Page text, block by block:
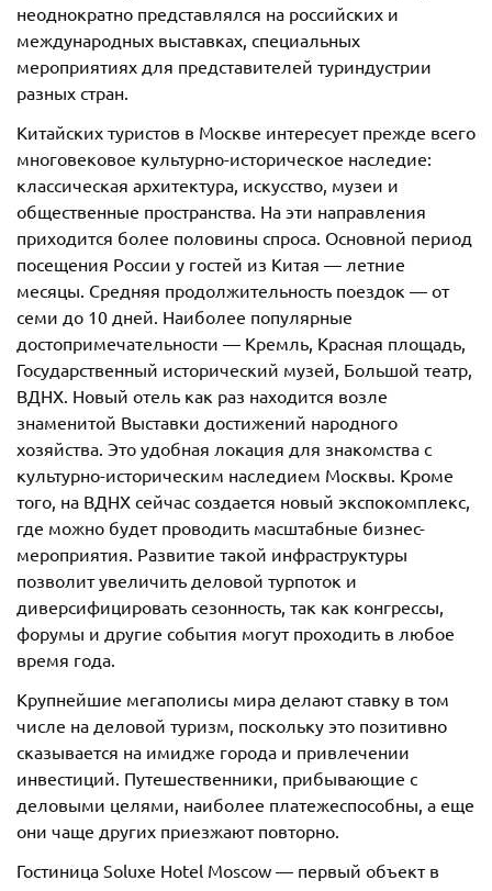
неоднократно представлялся на российских и
международных выставках, специальных
мероприятиях для представителей туриндустрии
разных стран.
Китайских туристов в Москве интересует прежде всего
многовековое культурно-историческое наследие:
классическая архитектура, искусство, музеи и
общественные пространства. На эти направления
приходится более половины спроса. Основной период
посещения России у гостей из Китая — летние
месяцы. Средняя продолжительность поездок — от
семи до 10 дней. Наиболее популярные
достопримечательности — Кремль, Красная площадь,
Государственный исторический музей, Большой театр,
ВДНХ. Новый отель как раз находится возле
знаменитой Выставки достижений народного
хозяйства. Это удобная локация для знакомства с
культурно-историческим наследием Москвы. Кроме
того, на ВДНХ сейчас создается новый экспокомплекс,
где можно будет проводить масштабные бизнес-
мероприятия. Развитие такой инфраструктуры
позволит увеличить деловой турпоток и
диверсифицировать сезонность, так как конгрессы,
форумы и другие события могут проходить в любое
время года.
Крупнейшие мегаполисы мира делают ставку в том
числе на деловой туризм, поскольку это позитивно
сказывается на имидже города и привлечении
инвестиций. Путешественники, прибывающие с
деловыми целями, наиболее платежеспособны, а еще
они чаще других приезжают повторно.
Гостиница Soluxe Hotel Moscow — первый объект в